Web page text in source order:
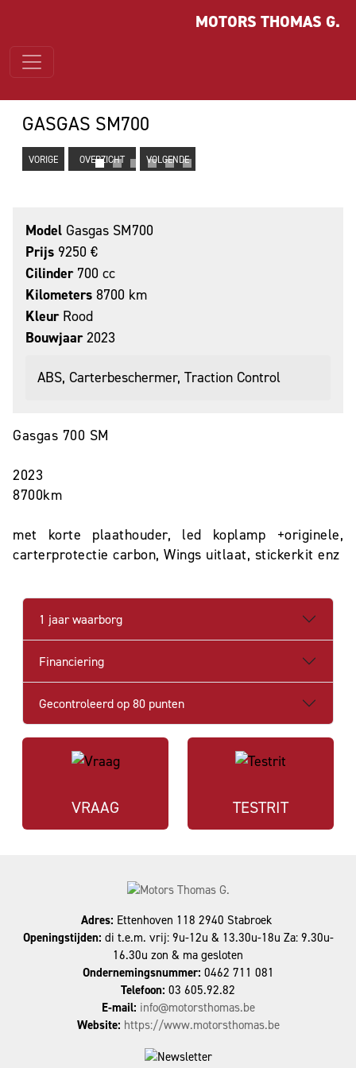
MOTORS THOMAS G.
GASGAS SM700
VORIGE OVERZICHT VOLGENDE
Model Gasgas SM700
Prijs 9250 €
Cilinder700 cc
Kilometers 8700 km
KleurRood
Bouwjaar2023
ABS, Carterbeschermer, Traction Control
Gasgas 700 SM
2023
8700km
met korte plaathouder, led koplamp +originele,
carterprotectie carbon, Wings uitlaat, stickerkit enz
1 jaar waarborg
Financiering
Gecontroleerd op 80 punten
VRAAG TESTRIT
Adres: Ettenhoven 118 2940 Stabroek
Openingstijden: di t.e.m. vrij: 9u-12u & 13.30u-18u Za: 9.30u-
16.30u zon & ma gesloten
Ondernemingsnummer: 0462 711 081
Telefoon: 03 605.92.82
E-mail: info@motorsthomas.be
Website: https://www.motorsthomas.be